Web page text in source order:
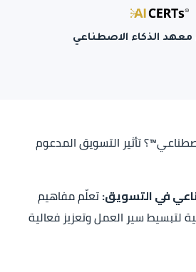
الذكاء الاصطناعي
تأثير التسويق المدعوم
في التسويق:تعلّم مفاهيم
لتبسيط سير العمل وتعزيز فعالية